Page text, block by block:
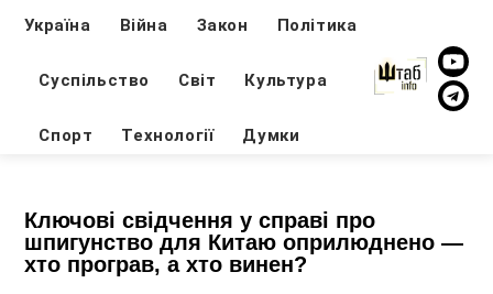
Україна Війна Закон Політика
Суспільство Світ Культура
Спорт Технології Думки
Ключові свідчення у справі про
шпигунство для Китаю оприлюднено —
хто програв, а хто винен?